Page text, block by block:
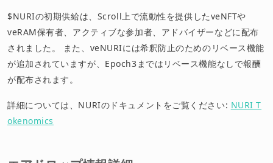
$NURIの初期供給は、Scroll上で流動性を提供したveNFTや
veRAM保有者、アクティブな参加者、アドバイザーなどに配布
されました。 また、veNURIには希釈防止のためのリベース機能
が追加されていますが、Epoch3まではリベース機能なしで報酬
が配布されます。
詳細については、NURIのドキュメントをご覧ください: NURI T
okenomics